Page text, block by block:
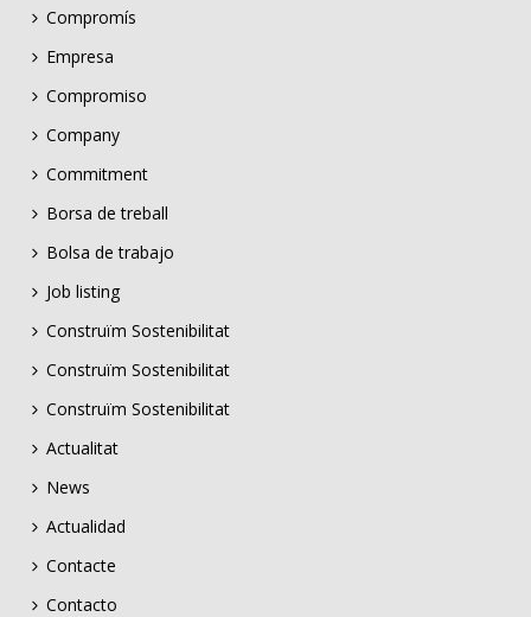
Compromís
Empresa
Compromiso
Company
Commitment
Borsa de treball
Bolsa de trabajo
Job listing
Construïm Sostenibilitat
Construïm Sostenibilitat
Construïm Sostenibilitat
Actualitat
News
Actualidad
Contacte
Contacto